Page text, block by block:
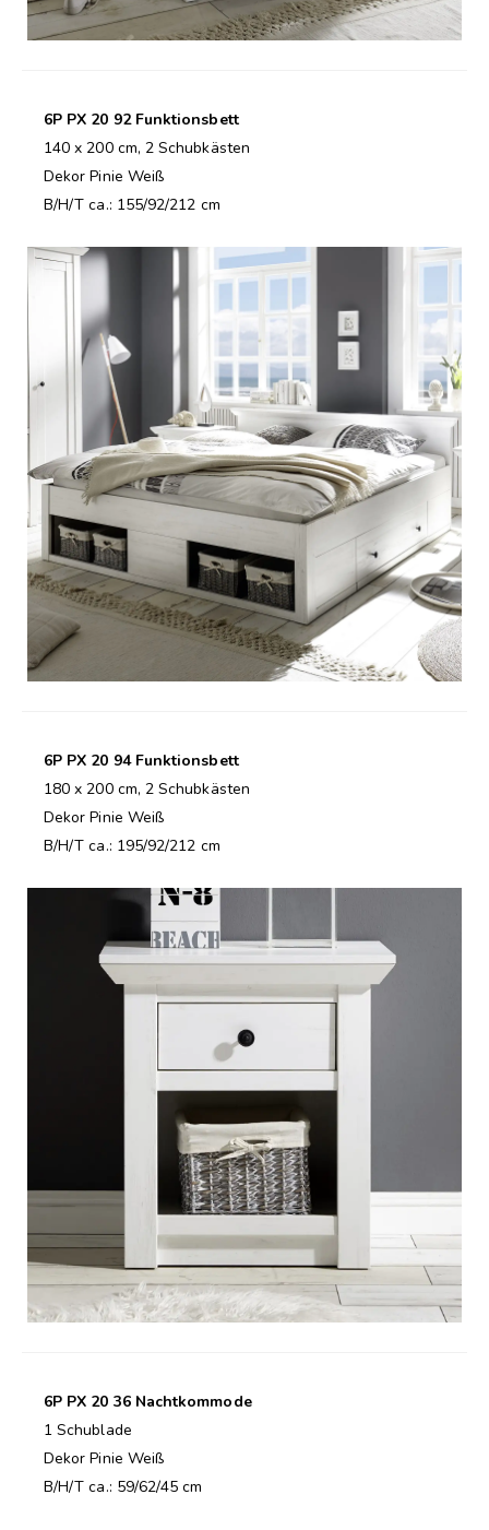
6P PX 20 92 Funktionsbett
140 x 200 cm, 2 Schubkästen
Dekor Pinie Weiß
B/H/T ca.: 155/92/212 cm
6P PX 20 94 Funktionsbett
180 x 200 cm, 2 Schubkästen
Dekor Pinie Weiß
B/H/T ca.: 195/92/212 cm
6P PX 20 36 Nachtkommode
1 Schublade
Dekor Pinie Weiß
B/H/T ca.: 59/62/45 cm